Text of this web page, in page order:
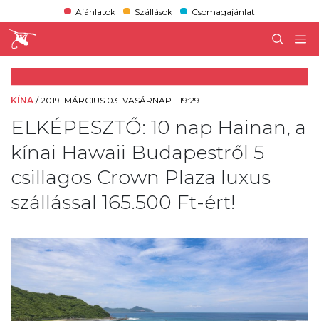
Ajánlatok Szállások Csomagajánlat
KÍNA /2019. MÁRCIUS 03. VASÁRNAP - 19:29
ELKÉPESZTŐ: 10 nap Hainan, a
kínai Hawaii Budapestről 5
csillagos Crown Plaza luxus
szállással 165.500 Ft-ért!